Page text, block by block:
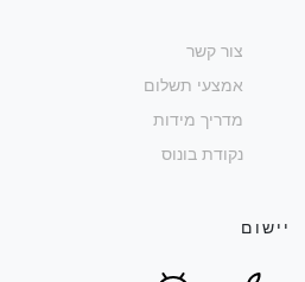
צור קשר
אמצעי תשלום
מדריך מידות
נקודת בונוס
יישום